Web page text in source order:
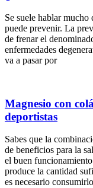
Se suele hablar
puede prevenir. La
de frenar el
enfermedades
va a pasar por
Magnesio con
deportistas
Sabes que la
de beneficios para la
el buen
produce la cantidad
es necesario consumirlo